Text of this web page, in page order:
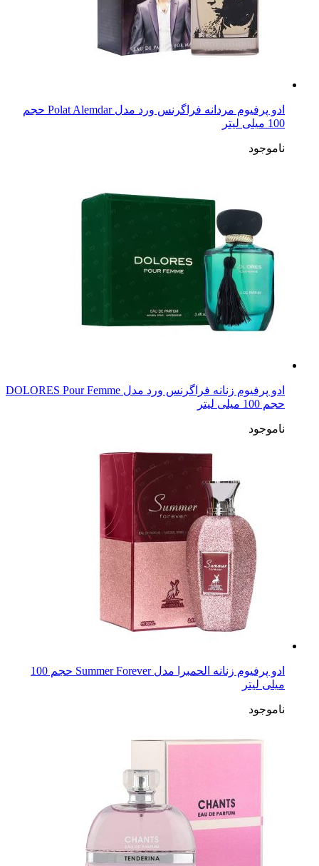
ادو پرفیوم مردانه فراگرنس ورد مدل Polat Alemdar حجم
100 میلی لیتر
ناموجود
ادو پرفیوم زنانه فراگرنس ورد مدل DOLORES Pour Femme
حجم 100 میلی لیتر
ناموجود
ادو پرفیوم زنانه الحمبرا مدل Summer Forever حجم 100
میلی لیتر
ناموجود